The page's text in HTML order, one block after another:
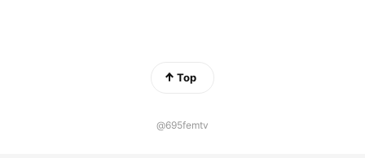
Top
@695femtv